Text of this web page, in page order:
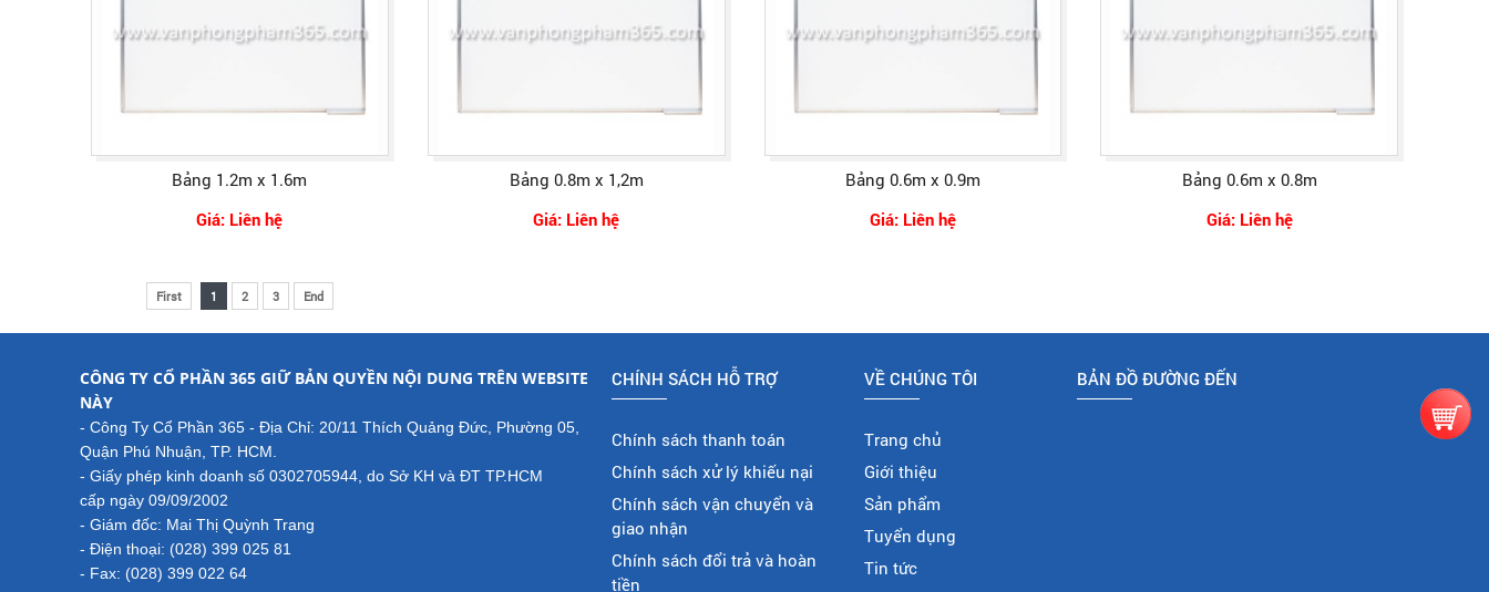
Bảng 1.2m x 1.6m
Giá: Liên hệ
Bảng 0.8m x 1,2m
Giá: Liên hệ
Bảng 0.6m x 0.9m
Giá: Liên hệ
Bảng 0.6m x 0.8m
Giá: Liên hệ
First 1 2 3 End
CÔNG TY CỔ PHẦN 365 GIỮ BẢN QUYỀN NỘI DUNG TRÊN WEBSITE
NÀY
- Công Ty Cổ Phần 365 - Địa Chỉ: 20/11 Thích Quảng Đức, Phường 05,
Quận Phú Nhuận, TP. HCM.
- Giấy phép kinh doanh số 0302705944, do Sở KH và ĐT TP.HCM
cấp ngày 09/09/2002
- Giám đốc: Mai Thị Quỳnh Trang
- Điện thoại: (028) 399 025 81
- Fax: (028) 399 022 64
CHÍNH SÁCH HỖ TRỢ
Chính sách thanh toán
Chính sách xử lý khiếu nại
Chính sách vận chuyển và
giao nhận
Chính sách đổi trả và hoàn
tiền
VỀ CHÚNG TÔI
Trang chủ
Giới thiệu
Sản phẩm
Tuyển dụng
Tin tức
BẢN ĐỒ ĐƯỜNG ĐẾN